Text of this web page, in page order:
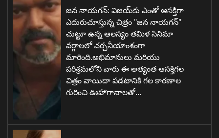
జన నాయగన్: విజయ్‌కు ఎంతో ఆసక్తిగా
ఎదురుచూస్తున్న చిత్రం "జన నాయగన్"
చుట్టూ ఉన్న ఆలస్యం తమిళ సినిమా
వర్గాలలో చర్చనీయాంశంగా
మారింది.అభిమానులు మరియు
పరిశ్రమలోని వారు ఈ అత్యంత ఆసక్తిగల
చిత్రం వాయిదా పడటానికి గల కారణాల
గురించి ఊహాగానాలతో…